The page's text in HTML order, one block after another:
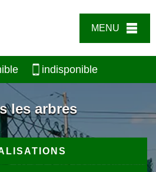
MENU
indisponible
les arbres